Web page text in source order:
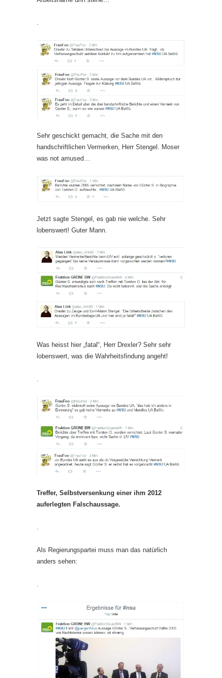
Sehr geschickt gemacht, die Sache mit den
handschriftlichen Vermerken, Herr Stengel. Moser
was not amused…
Jetzt sagte Stengel, es gab nie welche. Sehr
lobenswert! Guter Mann.
Was heisst hier „fatal“, Herr Drexler? Sehr sehr
lobenswert, was die Wahrheitsfindung angeht!
Treffer, Selbstversenkung einer ihm 2012
auferlegten Falschaussage.
.
Als Regierungspartei muss man das natürlich
anders sehen:
.